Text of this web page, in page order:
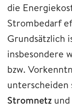
die
Strombedarf
Grundsätzlich
insbesondere
bzw.
unterscheiden
Stromnetz